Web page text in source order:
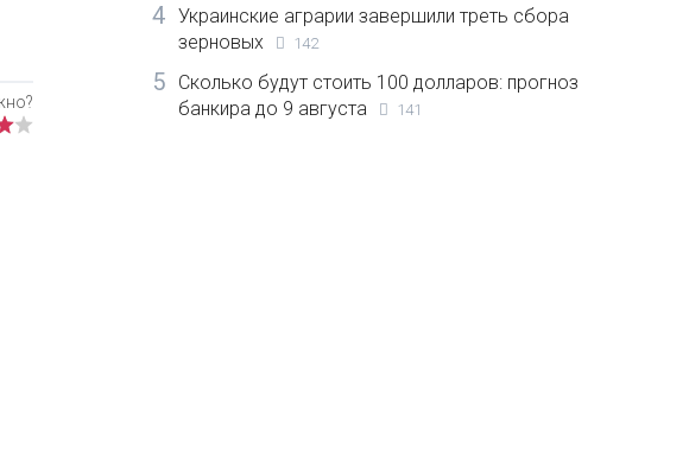
4
Украинские аграрии завершили треть сбора
зерновых
142
5
Сколько будут стоить 100 долларов: прогноз
банкира до 9 августа
141